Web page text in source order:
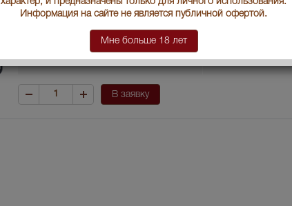
Артикул 41844
Производитель
Условия продаж: Только самовывоз
В заявку
Информация на сайте не является публичной офертой.
Мне больше 18 лет